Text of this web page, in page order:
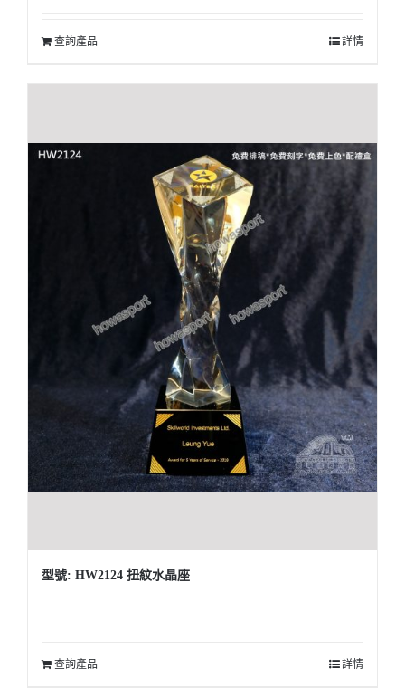
查詢產品 詳情
型號: HW2124 扭紋水晶座
查詢產品 詳情